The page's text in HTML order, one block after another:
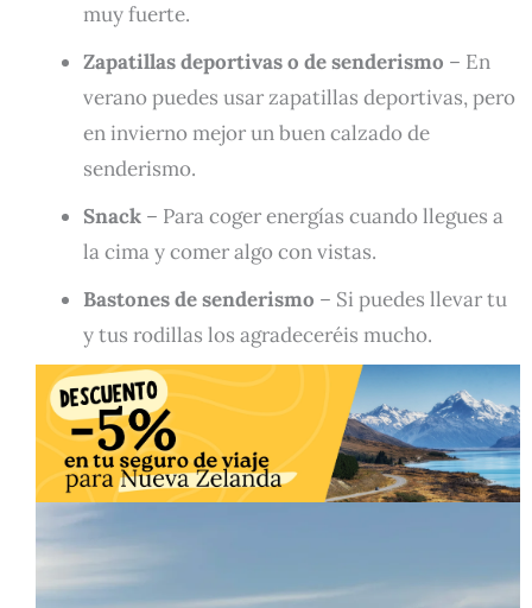
muy fuerte.
Zapatillas deportivas o de senderismo – En
verano puedes usar zapatillas deportivas, pero
en invierno mejor un buen calzado de
senderismo.
Snack – Para coger energías cuando llegues a
la cima y comer algo con vistas.
Bastones de senderismo – Si puedes llevar tu
y tus rodillas los agradeceréis mucho.